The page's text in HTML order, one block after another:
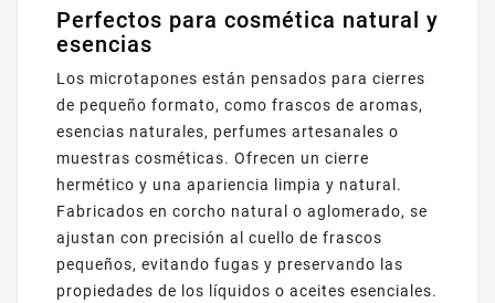
Perfectos para cosmética natural y
esencias
Los microtapones están pensados para cierres
de pequeño formato, como frascos de aromas,
esencias naturales, perfumes artesanales o
muestras cosméticas. Ofrecen un cierre
hermético y una apariencia limpia y natural.
Fabricados en corcho natural o aglomerado, se
ajustan con precisión al cuello de frascos
pequeños, evitando fugas y preservando las
propiedades de los líquidos o aceites esenciales.